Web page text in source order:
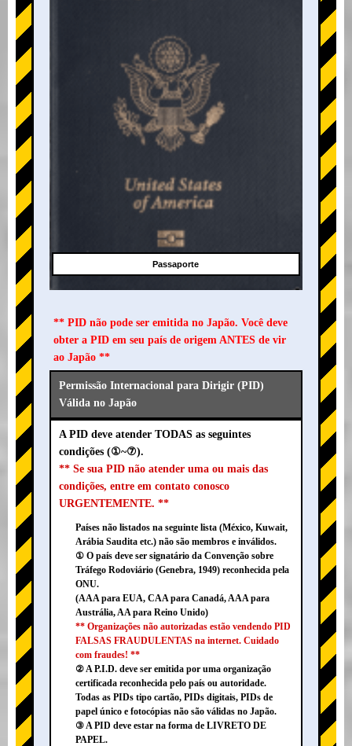
Passaporte
** PID não pode ser emitida no Japão. Você deve
obter a PID em seu país de origem ANTES de vir
ao Japão **
Permissão Internacional para Dirigir (PID)
Válida no Japão
A PID deve atender TODAS as seguintes
condições (①~⑦).
** Se sua PID não atender uma ou mais das
condições, entre em contato conosco
URGENTEMENTE. **
Países não listados na seguinte lista (México, Kuwait,
Arábia Saudita etc.) não são membros e inválidos.
① O país deve ser signatário da Convenção sobre
Tráfego Rodoviário (Genebra, 1949) reconhecida pela
ONU.
(AAA para EUA, CAA para Canadá, AAA para
Austrália, AA para Reino Unido)
** Organizações não autorizadas estão vendendo PID
FALSAS FRAUDULENTAS na internet. Cuidado
com fraudes! **
② A P.I.D. deve ser emitida por uma organização
certificada reconhecida pelo país ou autoridade.
Todas as PIDs tipo cartão, PIDs digitais, PIDs de
papel único e fotocópias não são válidas no Japão.
③ A PID deve estar na forma de LIVRETO DE
PAPEL.